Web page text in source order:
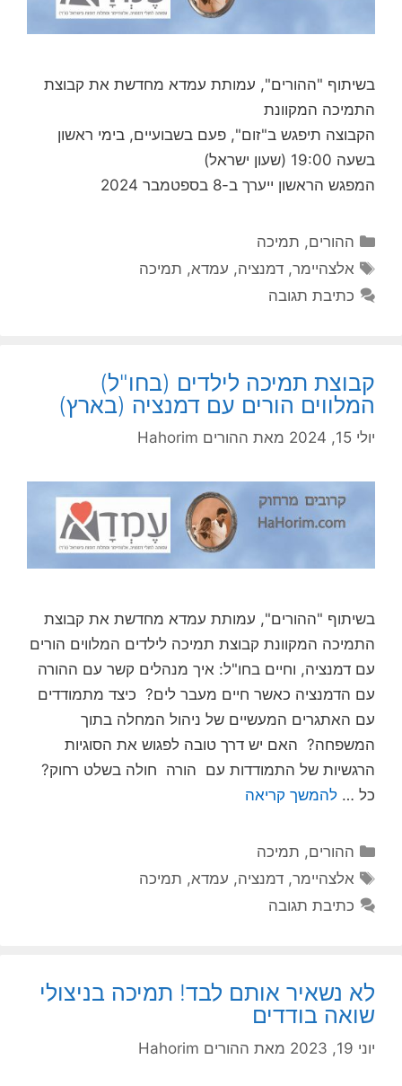
בשיתוף "ההורים", עמותת עמדא מחדשת את קבוצת
התמיכה המקוונת
הקבוצה תיפגש ב"זום", פעם בשבועיים, בימי ראשון
בשעה 19:00 (שעון ישראל)
המפגש הראשון ייערך ב-8 בספטמבר 2024
קטגוריות
ההורים, תמיכה
תגיות
אלצהיימר,דמנציה, עמדא, תמיכה
כתיבת תגובה
קבוצת תמיכה לילדים (בחו"ל)
המלווים הורים עם דמנציה (בארץ)
יולי 15, 2024 מאת ההורים Hahorim
בשיתוף "ההורים", עמותת עמדא מחדשת את קבוצת
התמיכה המקוונת קבוצת תמיכה לילדים המלווים הורים
עם דמנציה, וחיים בחו"ל: איך מנהלים קשר עם ההורה
עם הדמנציה כאשר חיים מעבר לים? כיצד מתמודדים
עם האתגרים המעשיים של ניהול המחלה בתוך
המשפחה? האם יש דרך טובה לפגוש את הסוגיות
הרגשיות של התמודדות עם הורה חולה בשלט רחוק?
כל … להמשך קריאה
קטגוריות
ההורים, תמיכה
תגיות
אלצהיימר,דמנציה, עמדא, תמיכה
כתיבת תגובה
לא נשאיר אותם לבד! תמיכה בניצולי
שואה בודדים
יוני 19, 2023 מאת ההורים Hahorim